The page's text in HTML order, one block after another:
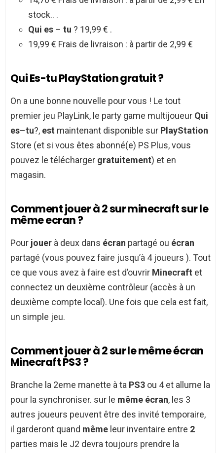
stock.. .
Qui es – tu ? 19,99 € .
19,99 € Frais de livraison : à partir de 2,99 €
Qui Es-tu PlayStation gratuit ?
On a une bonne nouvelle pour vous ! Le tout
premier jeu PlayLink, le party game multijoueur Qui
es–tu?, est maintenant disponible sur PlayStation
Store (et si vous êtes abonné(e) PS Plus, vous
pouvez le télécharger gratuitement) et en
magasin.
Comment jouer à 2 sur minecraft sur le
même ecran ?
Pour jouer à deux dans écran partagé ou écran
partagé (vous pouvez faire jusqu’à 4 joueurs ). Tout
ce que vous avez à faire est d’ouvrir Minecraft et
connectez un deuxième contrôleur (accès à un
deuxième compte local). Une fois que cela est fait,
un simple jeu.
Comment jouer à 2 sur le même écran
Minecraft PS3 ?
Branche la 2eme manette à ta PS3 ou 4 et allume la
pour la synchroniser. sur le même écran, les 3
autres joueurs peuvent être des invité temporaire,
il garderont quand même leur inventaire entre 2
parties mais le J2 devra toujours prendre la